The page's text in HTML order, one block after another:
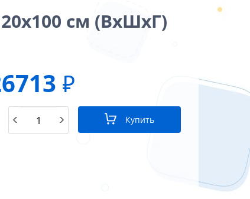
см (ВхШхГ)
₽
Купить